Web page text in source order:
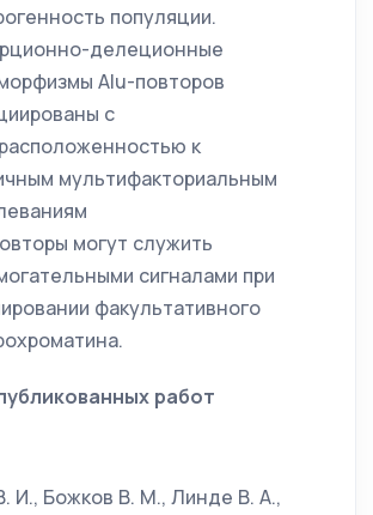
популяции.
делеционные
Alu-повторов
с
к
мультифакториальным
могут служить
сигналами при
факультативного
работ
И., Божков В. М., Линде В. А.,